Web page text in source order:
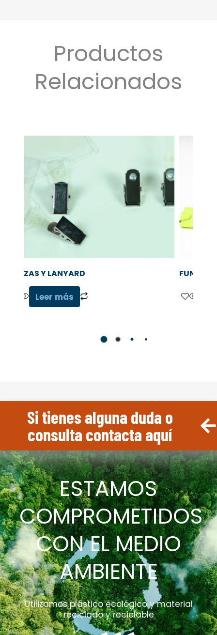
Productos
Relacionados
FUNDAS PARA TARJETAS
Leer más
Si tienes alguna duda o
consulta contacta aquí
ESTAMOS
COMPROMETIDOS
CON EL MEDIO
AMBIENTE
Utilizamos plástico ecológico y material
reciclado y reciclable